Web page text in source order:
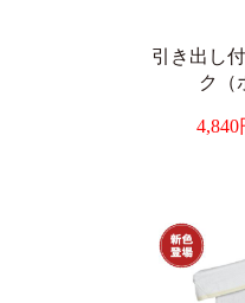
引き出し
ク（
4,840